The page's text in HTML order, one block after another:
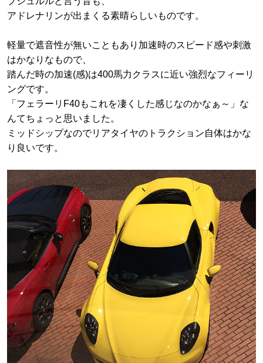
アドレナリンが出まくる素晴らしいものです。
軽量で遮音性が無いこともあり加速時のスピード感や刺激
はかなりなもので、
踏んだ時の加速(感)は400馬力クラスに近い強烈なフィーリ
ングです。
「フェラーリF40もこれを凄くした感じなのかなぁ～」な
んてちょっと思いました。
ミッドシップなのでリアタイヤのトラクション自体はかな
り良いです。